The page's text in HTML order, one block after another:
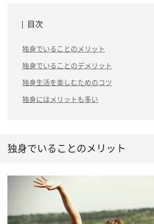
目次
独身でいることのメリット
（1）お金を自由に使える
（2）時間を自由に使える
（3）自分だけの場所を確保で
きる
（6）仕事に打ち込みやすい
独身でいることのデメリット
（1）病気への不
安
（2）老後への不
独身生活を楽しむためのコツ
（1）交友関係を広げる
独身にはメリットも多い
独身でいることのメリット